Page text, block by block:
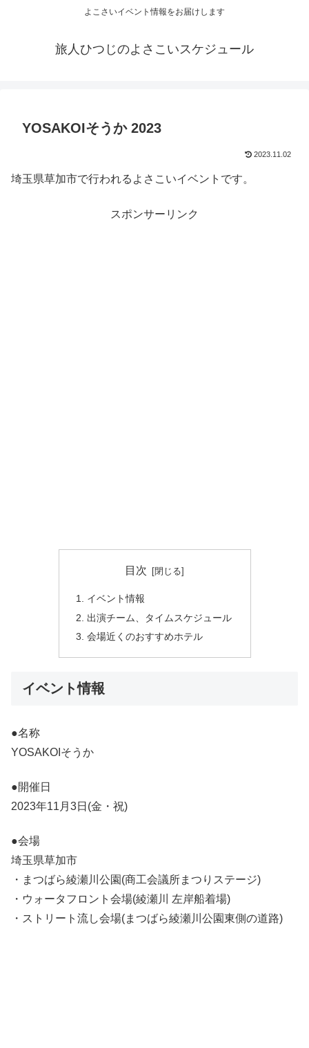
よこさいイベント情報をお届けします
旅人ひつじのよさこいスケジュール
YOSAKOIそうか 2023
2023.11.02
埼玉県草加市で行われるよさこいイベントです。
スポンサーリンク
目次
イベント情報
出演チーム、タイムスケジュール
会場近くのおすすめホテル
イベント情報
●名称
YOSAKOIそうか
●開催日
2023年11月3日(金・祝)
●会場
埼玉県草加市
・まつばら綾瀬川公園(商工会議所まつりステージ)
・ウォータフロント会場(綾瀬川 左岸船着場)
・ストリート流し会場(まつばら綾瀬川公園東側の道路)